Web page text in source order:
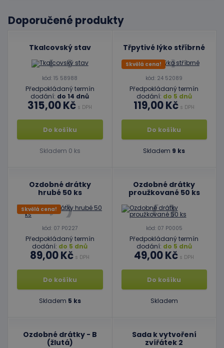
Doporučené produkty
Tkalcovský stav
kód: 15 58988
Předpokládaný termín
dodání: do 14 dnů
315,00 Kč s DPH
Do košíku
Skladem 0 ks
Třpytivé lýko stříbrné
Skvělá cena!
kód: 24 52089
Předpokládaný termín
dodání: do 5 dnů
119,00 Kč s DPH
Do košíku
Skladem 9 ks
Ozdobné drátky
hrubé 50 ks
Skvělá cena!
kód: 07 P0227
Předpokládaný termín
dodání: do 5 dnů
89,00 Kč s DPH
Do košíku
Skladem 5 ks
Ozdobné drátky
proužkované 50 ks
kód: 07 P0005
Předpokládaný termín
dodání: do 5 dnů
49,00 Kč s DPH
Do košíku
Skladem
Ozdobné drátky - B
(žlutá)
Sada k vytvoření
zvířátek 2